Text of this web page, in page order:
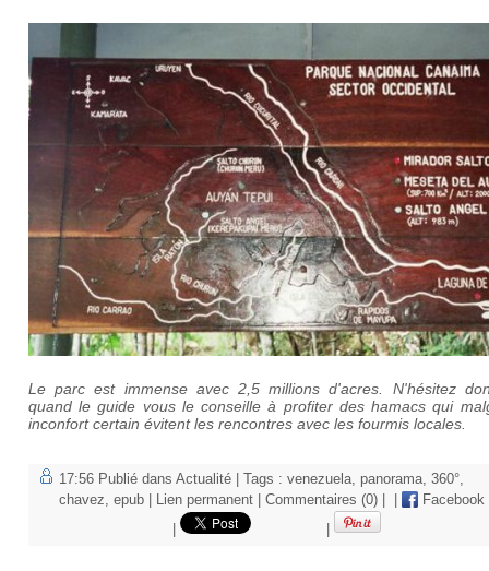
Le parc est immense avec 2,5 millions d'acres. N'hésitez
quand le guide vous le conseille à profiter des hamacs qui
inconfort certain évitent les rencontres avec les fourmis locales.
17:56 Publié dans Actualité | Tags : venezuela, panorama, 360°,
chavez, epub Lien permanent Commentaires (0) Facebook